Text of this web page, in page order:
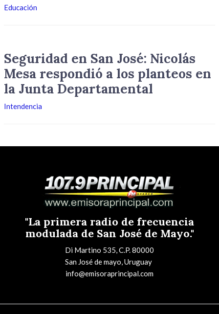
Educación
Seguridad en San José: Nicolás
Mesa respondió a los planteos en
la Junta Departamental
Intendencia
"La primera radio de frecuencia
modulada de San José de Mayo."
Di Martino 535, C.P. 80000
San José de mayo, Uruguay
info@emisoraprincipal.com